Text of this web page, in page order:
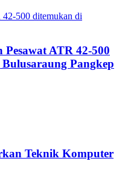
ATR 42-500
Pangkep
Teknik Komputer